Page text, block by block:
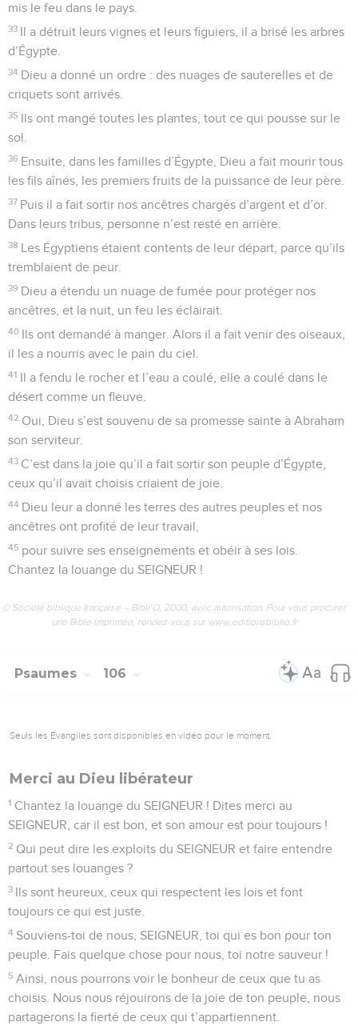
mis le feu dans le pays.
33 Il a détruit leurs vignes et leurs figuiers, il a brisé les arbres
d’Égypte.
34 Dieu a donné un ordre : des nuages de sauterelles et de
criquets sont arrivés.
35 Ils ont mangé toutes les plantes, tout ce qui pousse sur le
sol.
36 Ensuite, dans les familles d’Égypte, Dieu a fait mourir tous
les fils aînés, les premiers fruits de la puissance de leur père.
37 Puis il a fait sortir nos ancêtres chargés d’argent et d’or.
Dans leurs tribus, personne n’est resté en arrière.
38 Les Égyptiens étaient contents de leur départ, parce qu’ils
tremblaient de peur.
39 Dieu a étendu un nuage de fumée pour protéger nos
ancêtres, et la nuit, un feu les éclairait.
40 Ils ont demandé à manger. Alors il a fait venir des oiseaux,
il les a nourris avec le pain du ciel.
41 Il a fendu le rocher et l’eau a coulé, elle a coulé dans le
désert comme un fleuve.
42 Oui, Dieu s’est souvenu de sa promesse sainte à Abraham
son serviteur.
43 C’est dans la joie qu’il a fait sortir son peuple d’Égypte,
ceux qu’il avait choisis criaient de joie.
44 Dieu leur a donné les terres des autres peuples et nos
ancêtres ont profité de leur travail,
45 pour suivre ses enseignements et obéir à ses lois.
Chantez la louange du SEIGNEUR !
© Société biblique française – Bibli’O, 2000, avec autorisation. Pour vous procurer
une Bible imprimée, rendez-vous sur www.editionsbiblio.fr
Psaumes 106
Seuls les Évangiles sont disponibles en vidéo pour le moment.
Merci au Dieu libérateur
1 Chantez la louange du SEIGNEUR ! Dites merci au
SEIGNEUR, car il est bon, et son amour est pour toujours !
2 Qui peut dire les exploits du SEIGNEUR et faire entendre
partout ses louanges ?
3 Ils sont heureux, ceux qui respectent les lois et font
toujours ce qui est juste.
4 Souviens-toi de nous, SEIGNEUR, toi qui es bon pour ton
peuple. Fais quelque chose pour nous, toi notre sauveur !
5 Ainsi, nous pourrons voir le bonheur de ceux que tu as
choisis. Nous nous réjouirons de la joie de ton peuple, nous
partagerons la fierté de ceux qui t’appartiennent.